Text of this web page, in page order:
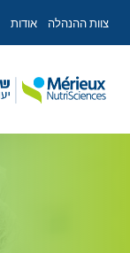
צוות ההנהלה אודות
content